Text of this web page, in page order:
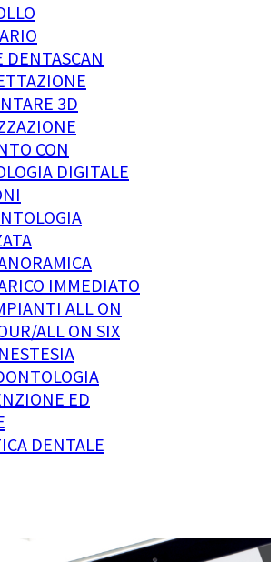
DENTASCAN
3D
CON
DIGITALE
IMMEDIATO
ALL ON
ALL ON SIX
ED
DENTALE